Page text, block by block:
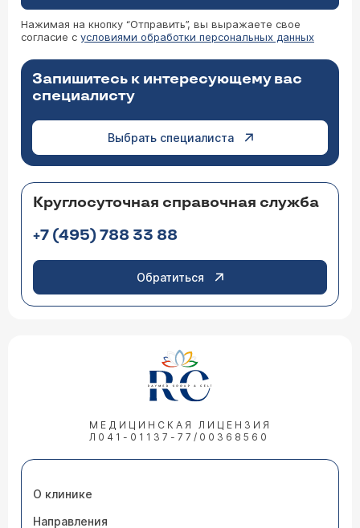
Нажимая на кнопку “Отправить”, вы выражаете свое
согласие с условиями обработки персональных данных
Запишитесь к интересующему вас
специалисту
Выбрать специалиста
Круглосуточная справочная служба
+7 (495) 788 33 88
Обратиться
МЕДИЦИНСКАЯ ЛИЦЕНЗИЯ
Л041-01137-77/00368560
О клинике
Направления